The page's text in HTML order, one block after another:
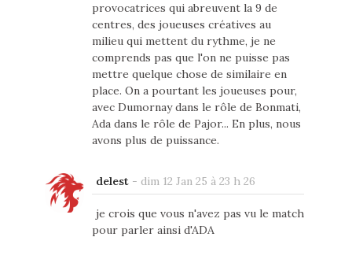
provocatrices qui abreuvent la 9 de
centres, des joueuses créatives au
milieu qui mettent du rythme, je ne
comprends pas que l'on ne puisse pas
mettre quelque chose de similaire en
place. On a pourtant les joueuses pour,
avec Dumornay dans le rôle de Bonmati,
Ada dans le rôle de Pajor... En plus, nous
avons plus de puissance.
delest- dim 12 Jan 25 à 23 h 26
je crois que vous n'avez pas vu le match
pour parler ainsi d'ADA